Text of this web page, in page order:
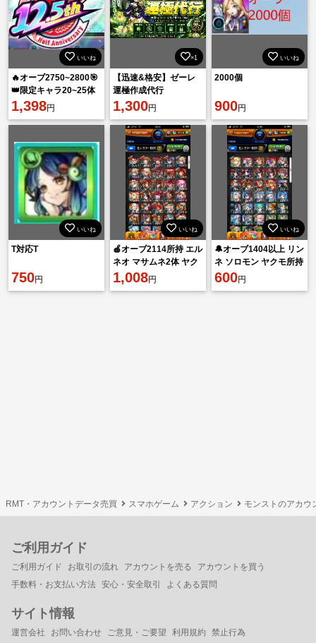
いいね
🔥オーブ2750~2800🎯
👑限定キャラ20~25体
ランダム👑 ‼️初期垢‼️
1,398円
×1
【迅速&格安】ゼーレ
運極作成代行
1,300円
いいね
2000個
900円
いいね
T対応T
750円
いいね
🍎オーブ2114所持 エル
ネオ マサムネ2体 ヤク
モ3体🍎
1,008円
いいね
🔔オーブ1404以上 リン
ネ ソロモン ヤクモ所持
🔔
600円
RMT・アカウントデータ売買 スマホゲーム アクション モンストのアカウ
ご利用ガイド
ご利用ガイド お取引の流れ アカウントを売る
アカウントを買う
手数料・お支払い方法 安心・安全取引 よくある質問
サイト情報
運営会社 お問い合わせ ご意見・ご要望 利用規約 禁止行為